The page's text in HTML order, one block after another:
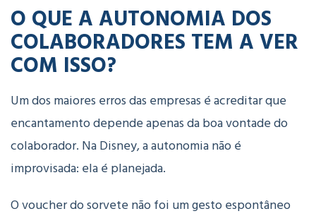
O QUE A AUTONOMIA DOS
COLABORADORES TEM A VER
COM ISSO?
Um dos maiores erros das empresas é acreditar que
encantamento depende apenas da boa vontade do
colaborador. Na Disney, a autonomia não é
improvisada: ela é planejada.
O voucher do sorvete não foi um gesto espontâneo